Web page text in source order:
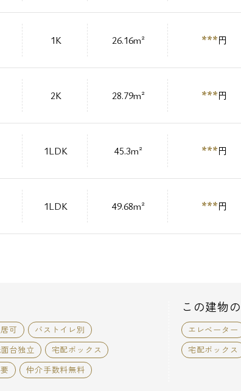
1K 26.16m² ***円
2K 28.79m² ***円
1LDK 45.3m² ***円
1LDK 49.68m² ***円
可
バストイレ別
台独立
宅配ボックス
仲介手数料無料
この建物の
エレベーター
宅配ボックス